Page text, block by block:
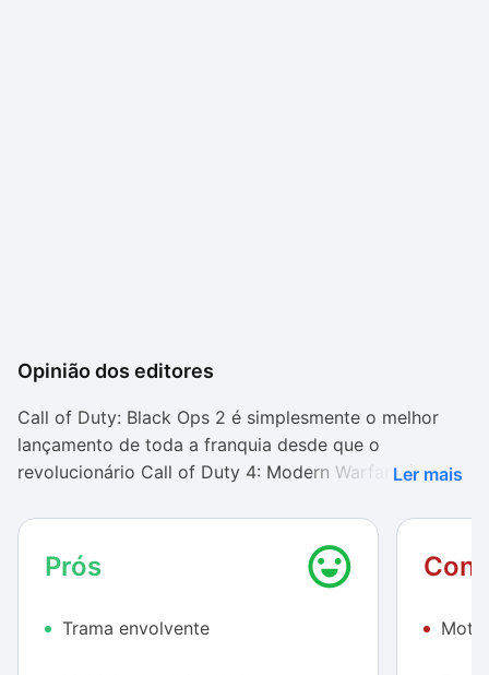
Opinião dos editores
Call of Duty: Black Ops 2 é simplesmente o melhor
lançamento de toda a franquia desde que o
revolucionário Call of Duty 4: Modern Warfare foi
uma campanha single player para o gênero FPS,
apresentando uma narrativa repleta de personagens
memoráveis, os quais incluem um vilão que deve ser
Ler mais
Prós
Trama envolvente